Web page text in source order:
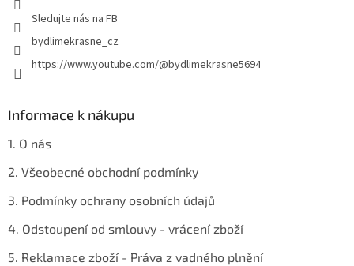
Sledujte nás na FB
bydlimekrasne_cz
https://www.youtube.com/@bydlimekrasne5694
Informace k nákupu
1. O nás
2. Všeobecné obchodní podmínky
3. Podmínky ochrany osobních údajů
4. Odstoupení od smlouvy - vrácení zboží
5. Reklamace zboží - Práva z vadného plnění